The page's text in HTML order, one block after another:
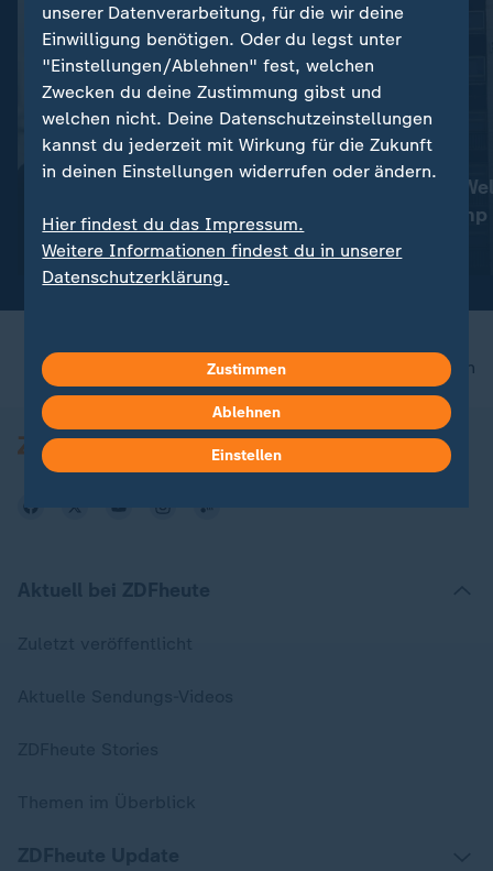
Thomas Reichart in Tel Aviv
Israels Reaktion "geradezu
überschwänglich"
Video2:17
So blickt die
Wahl von Trump
Video1:41
nach oben
unserer Datenverarbeitung, für die wir deine
Einwilligung benötigen. Oder du legst unter
"Einstellungen/Ablehnen" fest, welchen
Zwecken du deine Zustimmung gibst und
welchen nicht. Deine Datenschutzeinstellungen
kannst du jederzeit mit Wirkung für die Zukunft
in deinen Einstellungen widerrufen oder ändern.
Hier findest du das Impressum.
Weitere Informationen findest du in unserer
Datenschutzerklärung.
Zustimmen
Ablehnen
Einstellen